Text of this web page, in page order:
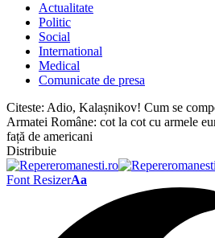
Actualitate
Politic
Social
International
Medical
Comunicate de presa
Citeste: Adio, Kalașnikov! Cum se
Armatei Române: cot la cot cu armele
față de americani
Distribuie
Font ResizerAa